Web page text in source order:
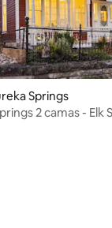
de 5, 170
Springs
2 camas - Elk